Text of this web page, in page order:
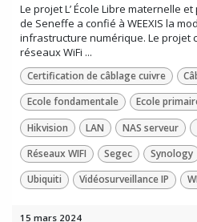
Le projet L’ École Libre maternelle
de Seneffe a confié à WEEXIS la
infrastructure numérique. Le projet
réseaux WiFi ...
Certification de câblage cuivre
Ecole fondamentale
Ecole
Hikvision
LAN NAS serveur
Réseaux WIFI
Segec Synology
Ubiquiti
Vidéosurveillance IP
15 mars 2024